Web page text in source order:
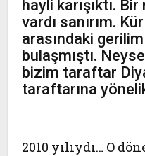
hayli karışıktı.
vardı sanırım.
arasındaki
bulaşmıştı.
bizim taraftar
taraftarına
2010 yılıydı… O